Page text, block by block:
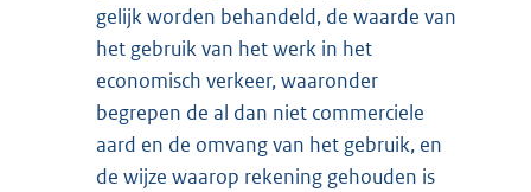
gelijk worden behandeld, de waarde van
het gebruik van het werk in het
economisch verkeer, waaronder
begrepen de al dan niet commerciele
aard en de omvang van het gebruik, en
de wijze waarop rekening gehouden is